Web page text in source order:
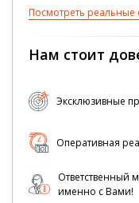
Посмотреть реальные
Нам стоит
Эксклюзивные
Оперативная
Ответственный
именно с Вами!